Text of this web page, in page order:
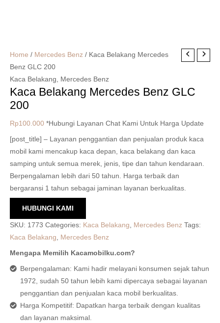
Home / Mercedes Benz / Kaca Belakang Mercedes
Benz GLC 200
Kaca Belakang, Mercedes Benz
Kaca Belakang Mercedes Benz GLC
200
Rp100.000 *Hubungi Layanan Chat Kami Untuk Harga Update
[post_title] – Layanan penggantian dan penjualan produk kaca
mobil kami mencakup kaca depan, kaca belakang dan kaca
samping untuk semua merek, jenis, tipe dan tahun kendaraan.
Berpengalaman lebih dari 50 tahun. Harga terbaik dan
bergaransi 1 tahun sebagai jaminan layanan berkualitas.
HUBUNGI KAMI
SKU: 1773 Categories: Kaca Belakang, Mercedes Benz Tags:
Kaca Belakang, Mercedes Benz
Mengapa Memilih Kacamobilku.com?
Berpengalaman: Kami hadir melayani konsumen sejak tahun
1972, sudah 50 tahun lebih kami dipercaya sebagai layanan
penggantian dan penjualan kaca mobil berkualitas.
Harga Kompetitif: Dapatkan harga terbaik dengan kualitas
dan layanan maksimal.